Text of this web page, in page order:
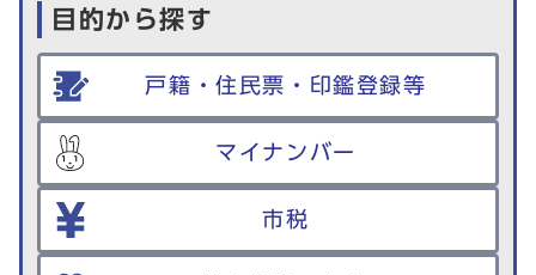
目的から探す
戸籍・住民票・印鑑登録等
マイナンバー
市税